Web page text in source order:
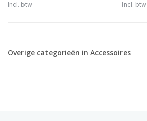
Incl. btw Incl. btw
Overige categorieën in Accessoires